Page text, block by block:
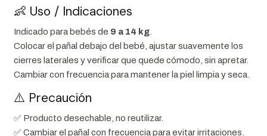
👶 Uso / Indicaciones
Indicado para bebés de 9 a 14 kg.
Colocar el pañal debajo del bebé, ajustar suavemente los
cierres laterales y verificar que quede cómodo, sin apretar.
Cambiar con frecuencia para mantener la piel limpia y seca.
⚠️ Precaución
✅ Producto desechable, no reutilizar.
✅ Cambiar el pañal con frecuencia para evitar irritaciones.